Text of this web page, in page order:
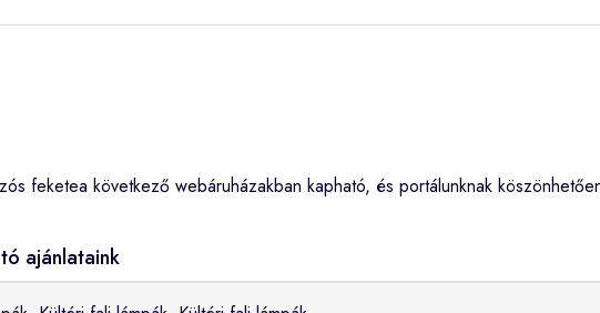
feketea következő webáruházakban kapható, és portálunknak
ajánlataink